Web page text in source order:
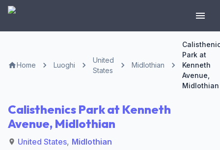
Home Luoghi
United
States
Midlothian
Park at
Kenneth
Avenue,
Midlothian
Calisthenics Park at Kenneth
Avenue, Midlothian
United States, Midlothian